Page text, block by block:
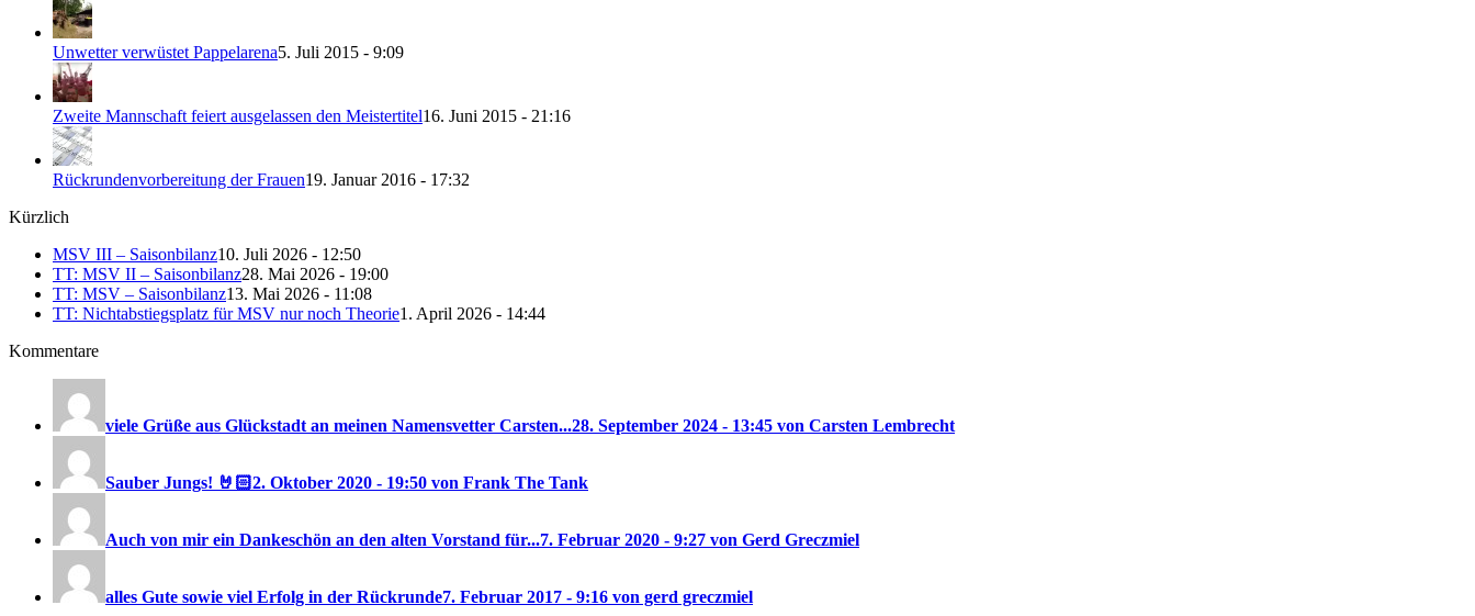
Unwetter verwüstet Pappelarena5. Juli 2015 - 9:09
Zweite Mannschaft feiert ausgelassen den Meistertitel16. Juni 2015 - 21:16
Rückrundenvorbereitung der Frauen19. Januar 2016 - 17:32
Kürzlich
MSV III – Saisonbilanz10. Juli 2026 - 12:50
TT: MSV II – Saisonbilanz28. Mai 2026 - 19:00
TT: MSV – Saisonbilanz13. Mai 2026 - 11:08
TT: Nichtabstiegsplatz für MSV nur noch Theorie1. April 2026 - 14:44
Kommentare
viele Grüße aus Glückstadt an meinen Namensvetter Carsten...28. September 2024 - 13:45 von Carsten Lembrecht
Sauber Jungs! 🤘🏻2. Oktober 2020 - 19:50 von Frank The Tank
Auch von mir ein Dankeschön an den alten Vorstand für...7. Februar 2020 - 9:27 von Gerd Greczmiel
alles Gute sowie viel Erfolg in der Rückrunde7. Februar 2017 - 9:16 von gerd greczmiel